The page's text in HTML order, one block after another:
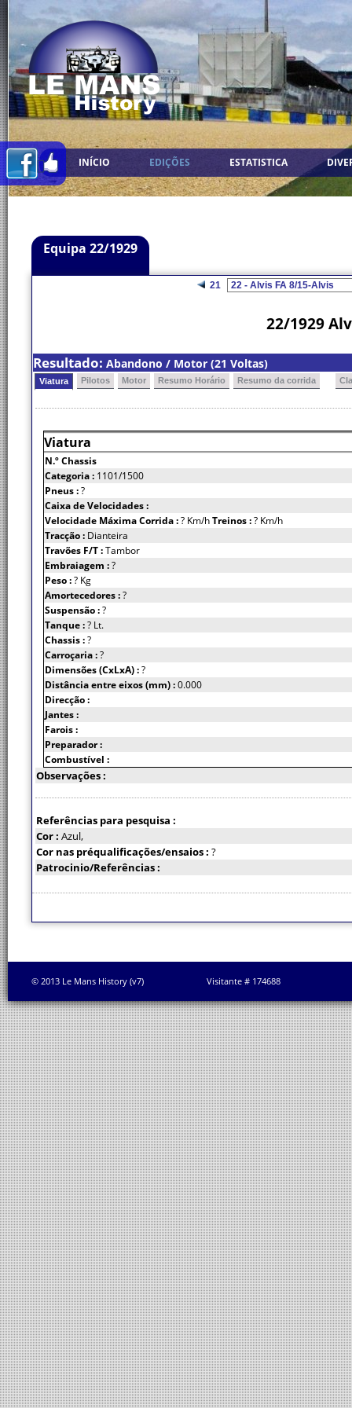
INÍCIO EDIÇÕES ESTATISTICA
Equipa 22/1929
21
22/1929
Resultado: Abandono / Motor (21 Voltas)
Viatura Pilotos Motor Resumo Horário Resumo da corrida
Viatura
N.º Chassis
Categoria : 1101/1500
Pneus :?
Caixa de Velocidades :
Velocidade Máxima Corrida :? Km/hTreinos :? Km/h
Tracção : Dianteira
Travões F/T :Tambor
Embraiagem :?
Peso :? Kg
Amortecedores :?
Suspensão :?
Tanque :? Lt.
Chassis :?
Carroçaria :?
Dimensões (CxLxA) :?
Distância entre eixos (mm) :0.000
Direcção :
Jantes :
Farois :
Preparador :
Combustível :
Observações :
Referências para pesquisa :
Cor : Azul,
Cor nas préqualificações/ensaios : ?
Patrocinio/Referências :
© 2013 Le Mans History (v7) Visitante # 174688